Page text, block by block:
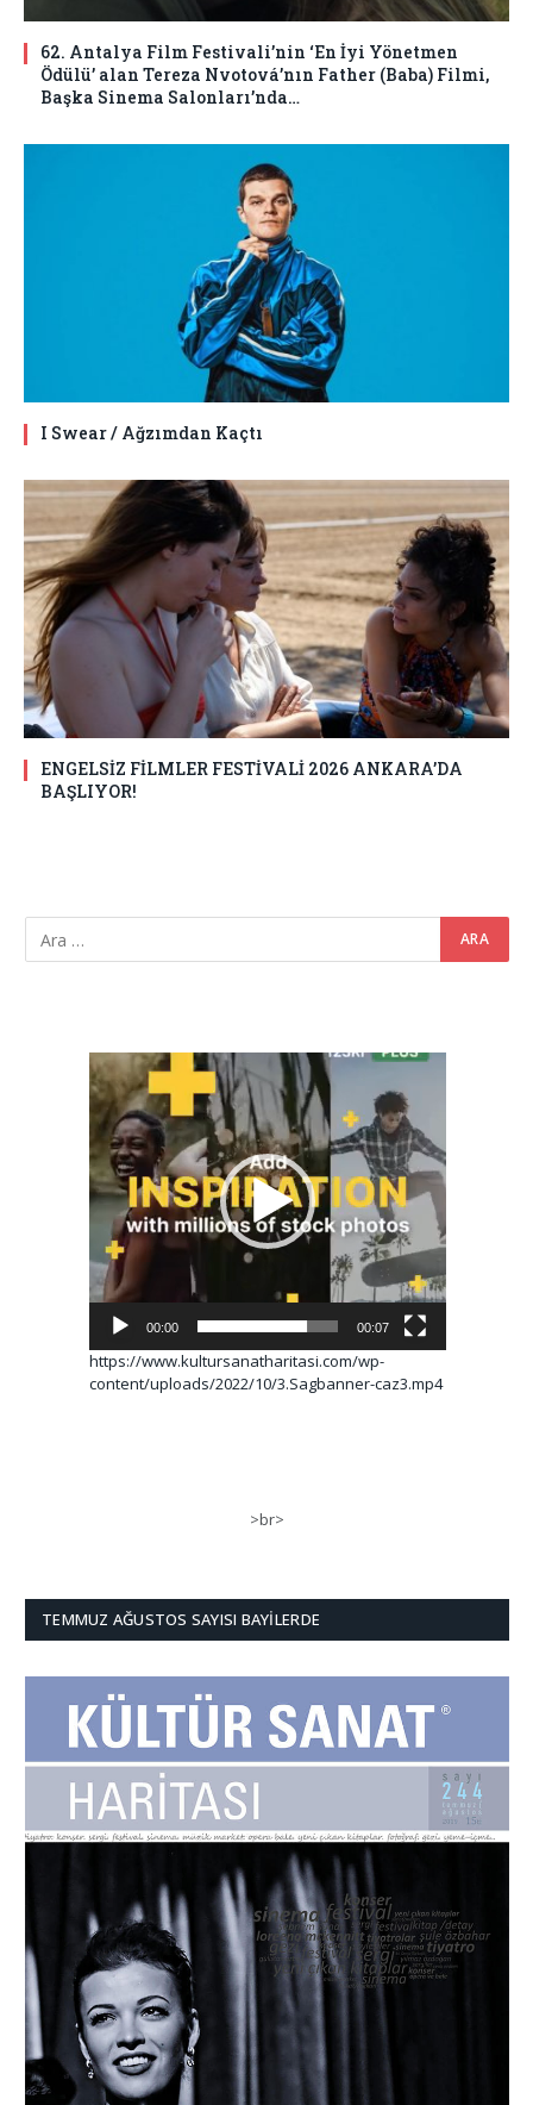
62. Antalya Film Festivali’nin ‘En İyi Yönetmen
Ödülü’ alan Tereza Nvotová’nın Father (Baba) Filmi,
Başka Sinema Salonları’nda…
I Swear / Ağzımdan Kaçtı
ENGELSİZ FİLMLER FESTİVALİ 2026 ANKARA’DA
BAŞLIYOR!
Video
oynatıcı
00:00 00:07
https://www.kultursanatharitasi.com/wp-
content/uploads/2022/10/3.Sagbanner-caz3.mp4
>br>
TEMMUZ AĞUSTOS SAYISI BAYILERDE